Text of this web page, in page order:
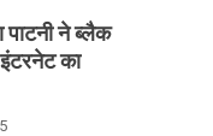
ने ब्लैक
का